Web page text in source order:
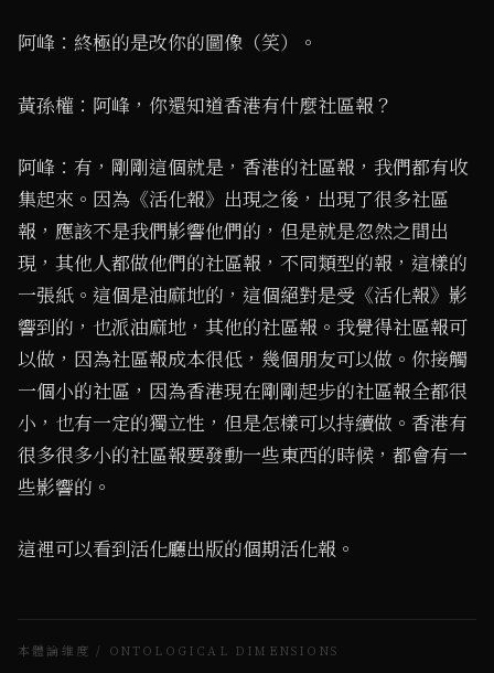
阿峰：終極的是改你的圖像（笑）。
黃孫權：阿峰，你還知道香港有什麼社區報？
阿峰：有，剛剛這個就是，香港的社區報，我們都有收
集起來。因為《活化報》出現之後，出現了很多社區
報，應該不是我們影響他們的，但是就是忽然之間出
現，其他人都做他們的社區報，不同類型的報，這樣的
一張紙。這個是油麻地的，這個絕對是受《活化報》影
響到的，也派油麻地，其他的社區報。我覺得社區報可
以做，因為社區報成本很低，幾個朋友可以做。你接觸
一個小的社區，因為香港現在剛剛起步的社區報全都很
小，也有一定的獨立性，但是怎樣可以持續做。香港有
很多很多小的社區報要發動一些東西的時候，都會有一
些影響的。
這裡可以看到活化廳出版的個期活化報。
本體論維度 / ONTOLOGICAL DIMENSIONS